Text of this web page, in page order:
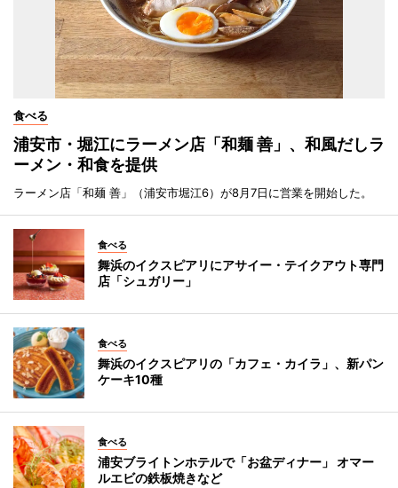
食べる
浦安市・堀江にラーメン店「和麺 善」、和風だしラ
ーメン・和食を提供
ラーメン店「和麺 善」（浦安市堀江6）が8月7日に営業を開始した。
食べる
舞浜のイクスピアリにアサイー・テイクアウト専門
店「シュガリー」
食べる
舞浜のイクスピアリの「カフェ・カイラ」、新パン
ケーキ10種
食べる
浦安ブライトンホテルで「お盆ディナー」 オマー
ルエビの鉄板焼きなど